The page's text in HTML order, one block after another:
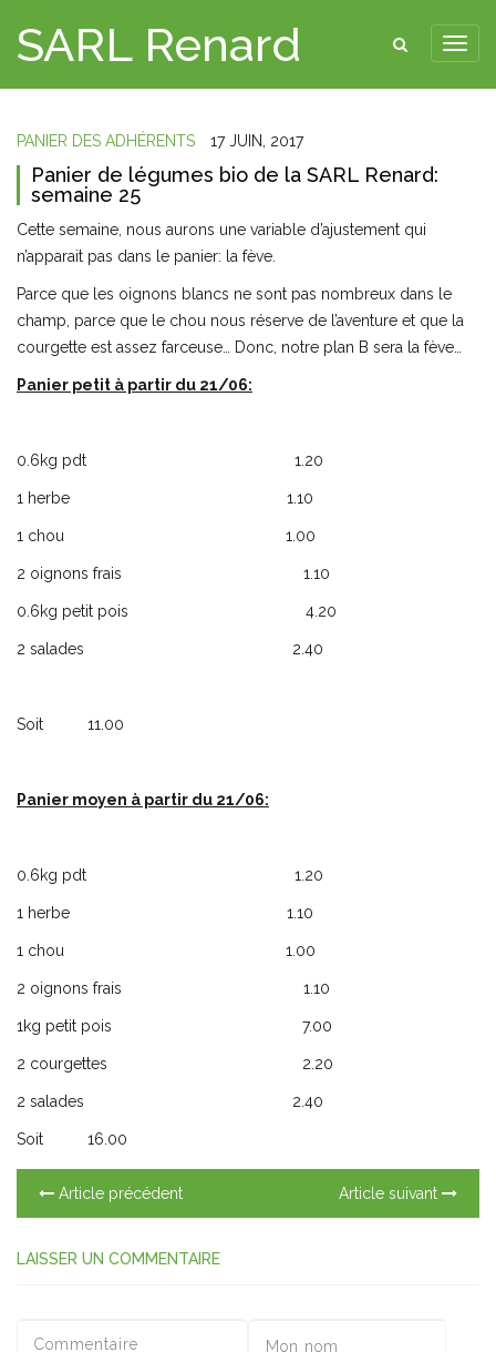
SARL Renard
PANIER DES ADHÉRENTS 17 JUIN, 2017
Panier de légumes bio de la SARL Renard:
semaine 25
Cette semaine, nous aurons une variable d’ajustement qui
n’apparait pas dans le panier: la fève.
Parce que les oignons blancs ne sont pas nombreux dans le
champ, parce que le chou nous réserve de l’aventure et que la
courgette est assez farceuse… Donc, notre plan B sera la fève…
Panier petit à partir du 21/06:
0.6kg pdt 1.20
1 herbe 1.10
1 chou 1.00
2 oignons frais 1.10
0.6kg petit pois 4.20
2 salades 2.40
Soit 11.00
Panier moyen à partir du 21/06:
0.6kg pdt 1.20
1 herbe 1.10
1 chou 1.00
2 oignons frais 1.10
1kg petit pois 7.00
2 courgettes 2.20
2 salades 2.40
Soit 16.00
Article précédent Article suivant
LAISSER UN COMMENTAIRE